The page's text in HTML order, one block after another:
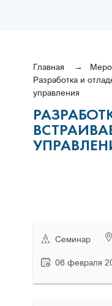
Главная
Разработка и
управления
Семинар
06 февраля